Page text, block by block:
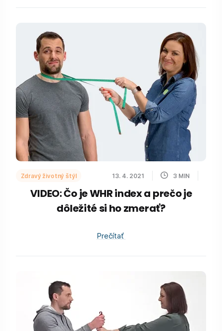
Zdravý životný štýl 13. 4. 2021 3 MIN
VIDEO: Čo je WHR index a prečo je
dôležité si ho zmerať?
Prečítať